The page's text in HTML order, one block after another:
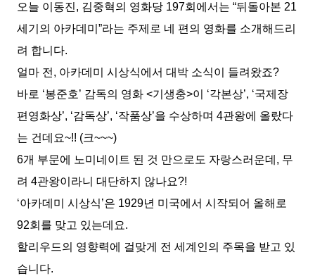
오늘 이동진, 김중혁의 영화당 197회에서는 “뒤돌아본 21
세기의 아카데미”라는 주제로 네 편의 영화를 소개해드리
려 합니다.
얼마 전, 아카데미 시상식에서 대박 소식이 들려왔죠?
바로 ‘봉준호’ 감독의 영화 <기생충>이 ‘각본상’, ‘국제장
편영화상’, ‘감독상’, ‘작품상’을 수상하며 4관왕에 올랐다
는 건데요~!! (크~~~)
6개 부문에 노미네이트 된 것 만으로도 자랑스러운데, 무
려 4관왕이라니 대단하지 않나요?!
‘아카데미 시상식’은 1929년 미국에서 시작되어 올해로
92회를 맞고 있는데요.
할리우드의 영향력에 걸맞게 전 세계인의 주목을 받고 있
습니다.